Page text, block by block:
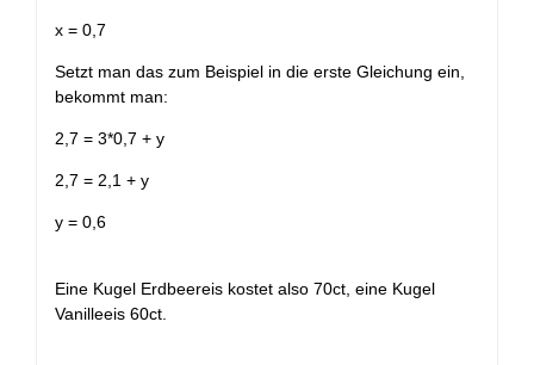
x = 0,7
Setzt man das zum Beispiel in die erste Gleichung ein,
bekommt man:
2,7 = 3*0,7 + y
2,7 = 2,1 + y
y = 0,6
Eine Kugel Erdbeereis kostet also 70ct, eine Kugel
Vanilleeis 60ct.